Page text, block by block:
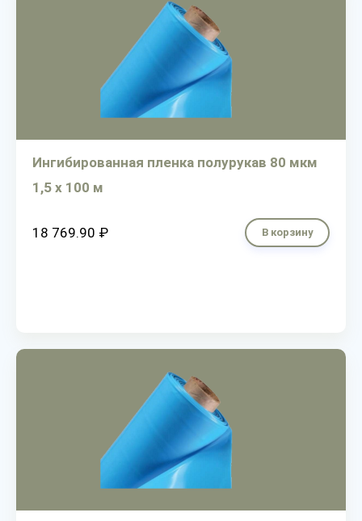
Ингибированная пленка полурукав 80 мкм
1,5 х 100 м
18 769.90 ₽ В корзину